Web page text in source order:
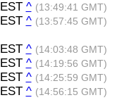
EST ^ (13:49:41 GMT)
EST ^ (13:57:45 GMT)
EST ^ (14:03:48 GMT)
EST ^ (14:19:56 GMT)
EST ^ (14:25:59 GMT)
EST ^ (14:56:15 GMT)